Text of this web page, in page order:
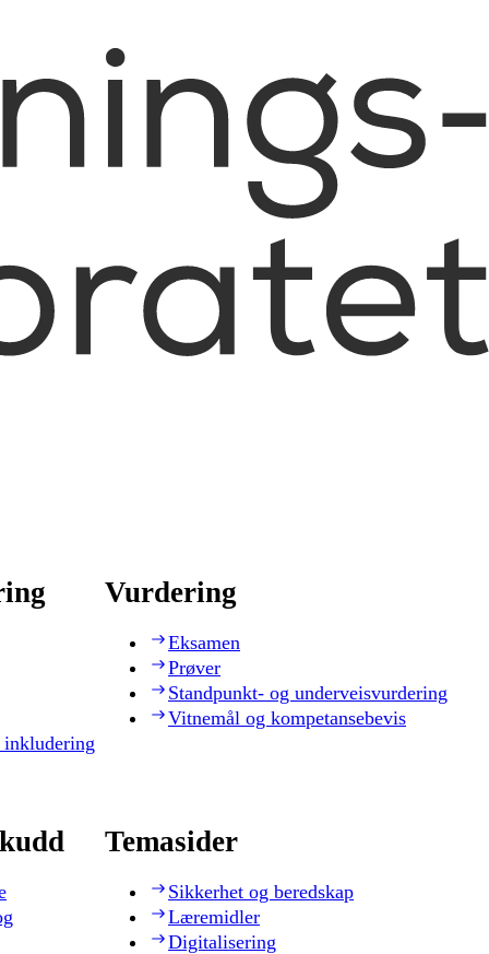
Vurdering
Eksamen
Prøver
Standpunkt- og underveisvurdering
Vitnemål og kompetansebevis
Temasider
Sikkerhet og beredskap
Læremidler
Digitalisering